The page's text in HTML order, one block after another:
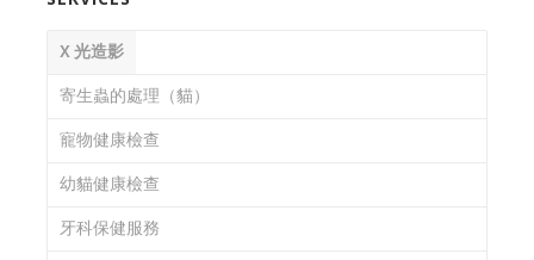
X 光造影
寄生蟲的處理（貓）
寵物健康檢查
幼貓健康檢查
牙科保健服務